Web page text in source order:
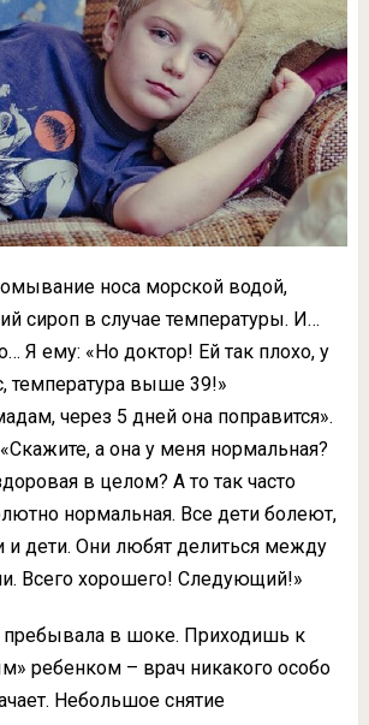
носа морской водой,
сироп в случае температуры. И…
Я ему: «Но доктор! Ей так плохо, у
температура выше 39!»
через 5 дней она поправится».
а она у меня нормальная?
в целом? А то так часто
нормальная. Все дети болеют,
и дети. Они любят делиться между
Всего хорошего! Следующий!»
в шоке. Приходишь к
ребенком – врач никакого особо
Небольшое снятие